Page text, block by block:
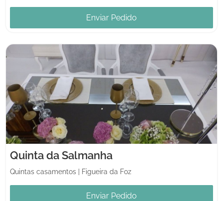
Enviar Pedido
Quinta da Salmanha
Quintas casamentos Figueira da Foz
Enviar Pedido